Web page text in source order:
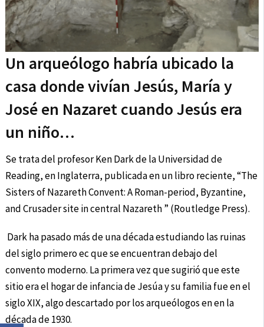
Un arqueólogo habría ubicado la
casa donde vivían Jesús, María y
José en Nazaret cuando Jesús era
un niño…
Se trata del profesor Ken Dark de la Universidad de
Reading, en Inglaterra, publicada en un libro reciente, “The
Sisters of Nazareth Convent: A Roman-period, Byzantine,
and Crusader site in central Nazareth ” (Routledge Press).
Dark ha pasado más de una década estudiando las ruinas
del siglo primero ec que se encuentran debajo del
convento moderno. La primera vez que sugirió que este
sitio era el hogar de infancia de Jesúa y su familia fue en el
siglo XIX, algo descartado por los arqueólogos en en la
década de 1930.